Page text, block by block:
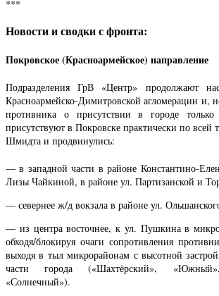
***
Новости и сводки с фронта:
Покровское (Красноармейское) направление
Подразделения ГрВ «Центр» продолжают
Красноармейско-Димитровской агломерации и,
противника о присутствии в городе
присутствуют в Покровске практически по всей
Шмидта и продвинулись:
— в западной части в районе Константино-
Лизы Чайкиной, в районе ул. Партизанской и
— севернее ж/д вокзала в районе ул.
— из центра восточнее, к ул. Пушкина в
обходя/блокируя очаги сопротивления
выходя в тыл микрорайонам с высотной
части города («Шахтёрский»,
«Солнечный»).